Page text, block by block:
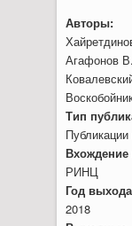
Авторы:
Агафонов
Тип
РИНЦ
Год
2018